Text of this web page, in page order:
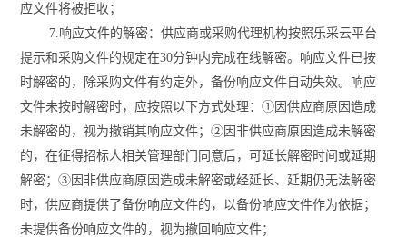
应文件将被拒收；
7.响应文件的解密：供应商或采购代理机构按照乐采云平台
提示和采购文件的规定在30分钟内完成在线解密。响应文件已按
时解密的，除采购文件有约定外，备份响应文件自动失效。响应
文件未按时解密时，应按照以下方式处理：①因供应商原因造成
未解密的，视为撤销其响应文件；②因非供应商原因造成未解密
的，在征得招标人相关管理部门同意后，可延长解密时间或延期
解密；③因非供应商原因造成未解密或经延长、延期仍无法解密
时，供应商提供了备份响应文件的，以备份响应文件作为依据；
未提供备份响应文件的，视为撤回响应文件；